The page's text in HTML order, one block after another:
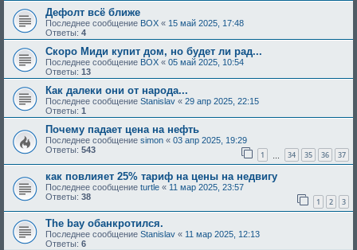
Дефолт всё ближе
Последнее сообщение BOX « 15 май 2025, 17:48
Ответы: 4
Скоро Миди купит дом, но будет ли рад...
Последнее сообщение BOX « 05 май 2025, 10:54
Ответы: 13
Как далеки они от народа...
Последнее сообщение Stanislav « 29 апр 2025, 22:15
Ответы: 1
Почему падает цена на нефть
Последнее сообщение simon « 03 апр 2025, 19:29
Ответы: 543 1 34 35 36 37
как повлияет 25% тариф на цены на недвигу
Последнее сообщение turtle « 11 мар 2025, 23:57
Ответы: 38 1 2 3
The bay обанкротился.
Последнее сообщение Stanislav « 11 мар 2025, 12:13
Ответы: 6